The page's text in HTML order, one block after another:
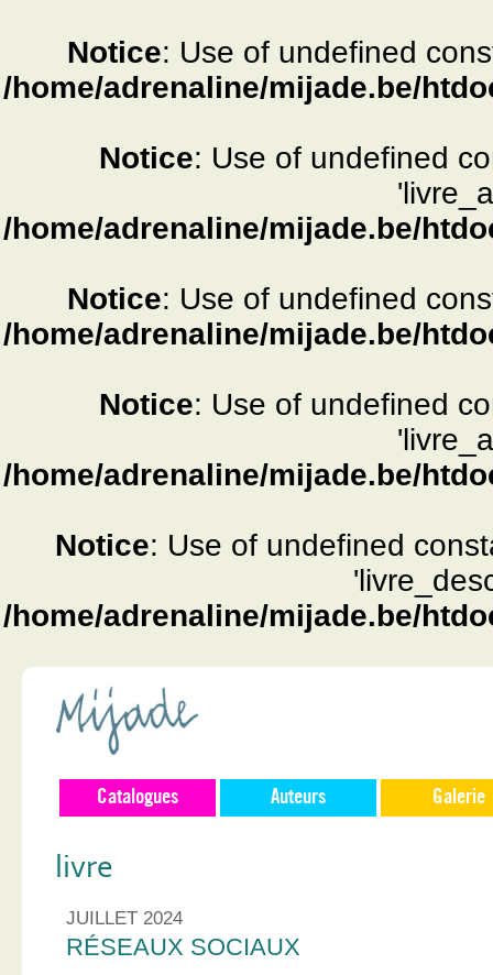
Notice: Use of undefined
/home/adrenaline/mijade.be/
Notice: Use of undefined
/home/adrenaline/mijade.be/
Notice: Use of undefined
/home/adrenaline/mijade.be/
Notice: Use of undefined
/home/adrenaline/mijade.be/
Notice: Use of undefined
/home/adrenaline/mijade.be/
Catalogues Auteurs Galerie
livre
JUILLET 2024
RÉSEAUX SOCIAUX